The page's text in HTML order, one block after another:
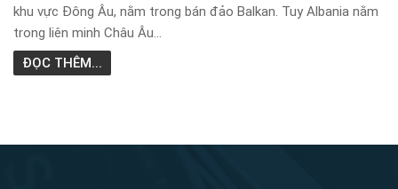
khu vực Đông Âu, nằm trong bán đảo Balkan. Tuy Albania nằm
trong liên minh Châu Âu...
ĐỌC THÊM...